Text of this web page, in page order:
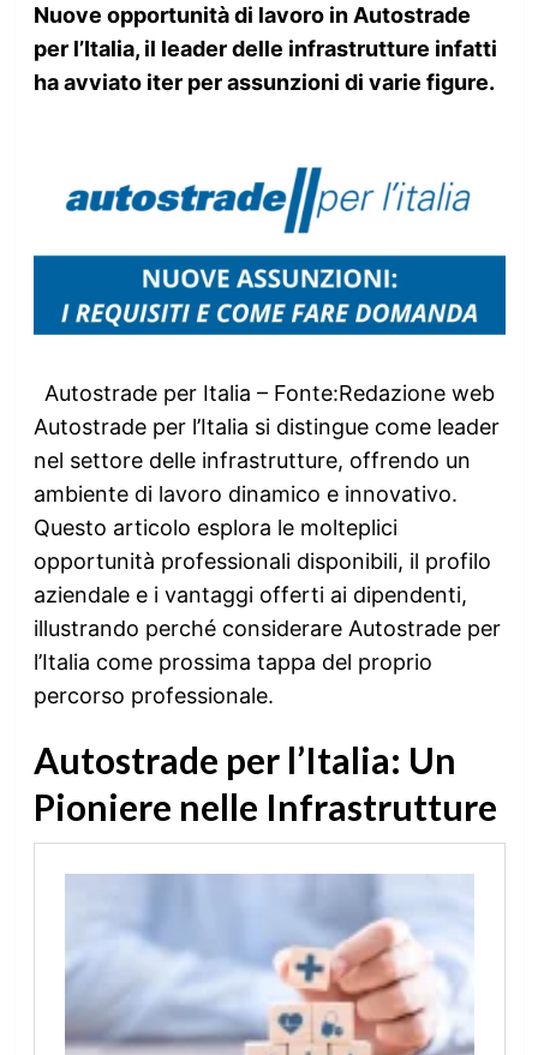
Nuove opportunità di lavoro in Autostrade
per l’Italia, il leader delle infrastrutture infatti
ha avviato iter per assunzioni di varie figure.
Autostrade per Italia – Fonte:Redazione web
Autostrade per l’Italia si distingue come leader
nel settore delle infrastrutture, offrendo un
ambiente di lavoro dinamico e innovativo.
Questo articolo esplora le molteplici
opportunità professionali disponibili, il profilo
aziendale e i vantaggi offerti ai dipendenti,
illustrando perché considerare Autostrade per
l’Italia come prossima tappa del proprio
percorso professionale.
Autostrade per l’Italia: Un
Pioniere nelle Infrastrutture